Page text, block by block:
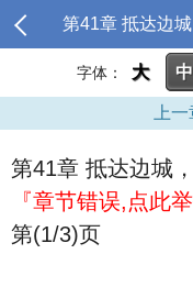
第41章 抵达边
字体： 大 中
上
第41章 抵达边城
『章节错误,点此举
第(1/3)页